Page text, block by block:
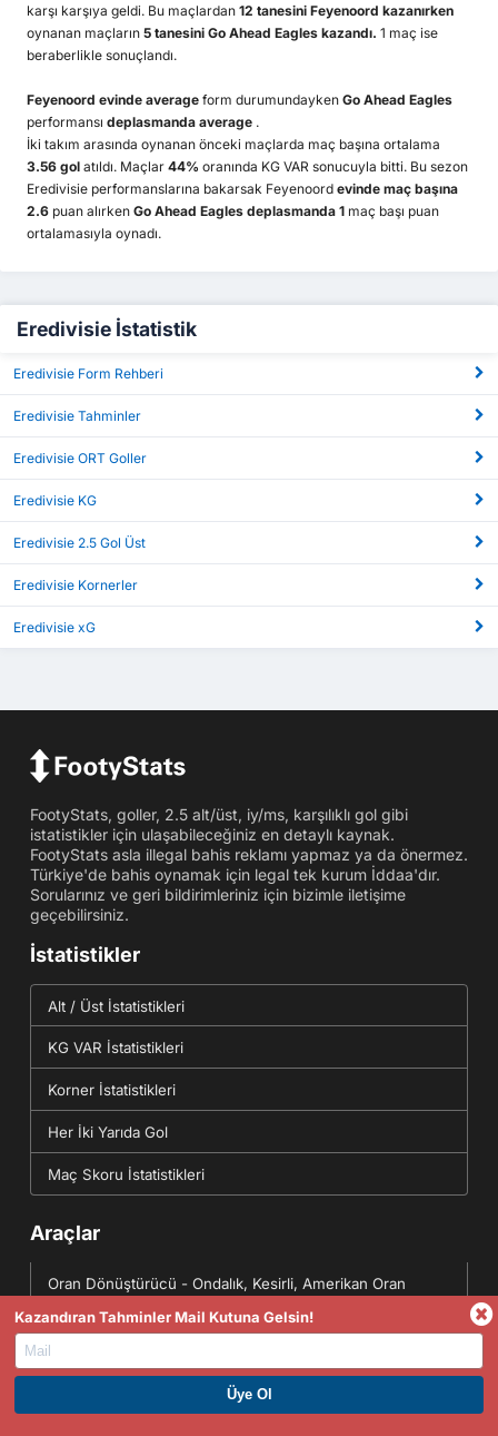
karşı karşıya geldi. Bu maçlardan 12 tanesini Feyenoord kazanırken
oynanan maçların 5 tanesini Go Ahead Eagles kazandı. 1 maç ise
beraberlikle sonuçlandı.
Feyenoord evinde average form durumundayken Go Ahead Eagles
performansı deplasmanda average .
İki takım arasında oynanan önceki maçlarda maç başına ortalama
3.56 gol atıldı. Maçlar 44% oranında KG VAR sonucuyla bitti. Bu sezon
Eredivisie performanslarına bakarsak Feyenoord evinde maç başına
2.6 puan alırken Go Ahead Eagles deplasmanda 1 maç başı puan
ortalamasıyla oynadı.
Eredivisie İstatistik
Eredivisie Form Rehberi
Eredivisie Tahminler
Eredivisie ORT Goller
Eredivisie KG
Eredivisie 2.5 Gol Üst
Eredivisie Kornerler
Eredivisie xG
FootyStats, goller, 2.5 alt/üst, iy/ms, karşılıklı gol gibi
istatistikler için ulaşabileceğiniz en detaylı kaynak.
FootyStats asla illegal bahis reklamı yapmaz ya da önermez.
Türkiye'de bahis oynamak için legal tek kurum İddaa'dır.
Sorularınız ve geri bildirimleriniz için bizimle iletişime
geçebilirsiniz.
İstatistikler
Alt / Üst İstatistikleri
KG VAR İstatistikleri
Korner İstatistikleri
Her İki Yarıda Gol
Maç Skoru İstatistikleri
Araçlar
Oran Dönüştürücü - Ondalık, Kesirli, Amerikan Oran
Dönüşümleri
Daha Fazla
PREMIUM ÜYE OL. HEMEN KAZAN
Kazandıran Tahminler Mail Kutuna Gelsin!